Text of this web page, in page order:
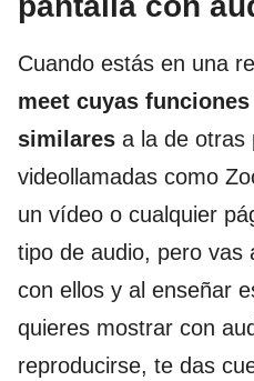
Cuando estás en una
meet cuyas
similares a la de otras
videollamadas como
un vídeo o cualquier
tipo de audio, pero vas
con ellos y al enseñar
quieres mostrar con
reproducirse, te das